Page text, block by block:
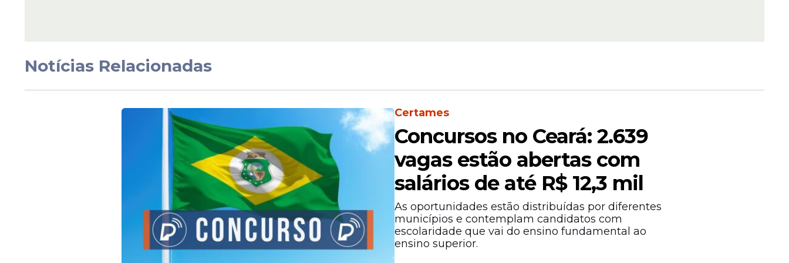
até R$ 3,8 mil tem inscrições
abertas; veja mais
acontecerá por meio de análise curricular, conforme os critérios estabelecidos no edital
publicado pelo ICMBio. A comissão responsável avaliará as informações e documentos
apresentados pelos candidatos durante a inscrição. O edital não prevê aplicação de prova objetiva.
Notícias Relacionadas
Certames
Concursos no Ceará: 2.639
vagas estão abertas com
salários de até R$ 12,3 mil
As oportunidades estão distribuídas por diferentes
municípios e contemplam candidatos com
escolaridade que vai do ensino fundamental ao
ensino superior.